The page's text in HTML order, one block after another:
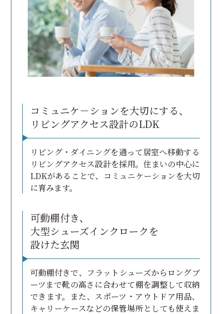
コミュニケ－ションを大切にする、
リビングアクセス設計のLDK
リビング・ダイニングを通って居室へ移動する
リビングアクセス設計を採用。住まいの中心に
LDKがあることで、コミュニケーションを大切
に育みます。
可動棚付き、
大型シューズインクロークを
設けた玄関
可動棚付きで、フラットシューズからロングブ
ーツまで靴の高さに合わせて棚を調整して収納
できます。また、スポーツ・アウトドア用品、
キャリーケースなどの保管場所としても使えま